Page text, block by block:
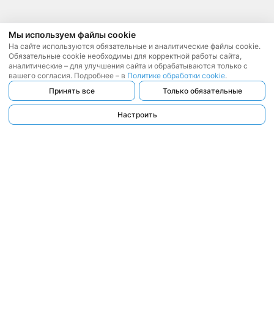
Мы используем файлы cookie
На сайте используются обязательные и аналитические файлы cookie.
Обязательные cookie необходимы для корректной работы сайта,
аналитические – для улучшения сайта и обрабатываются только с
вашего согласия. Подробнее – в Политике обработки cookie.
Принять все
Только обязательные
Настроить